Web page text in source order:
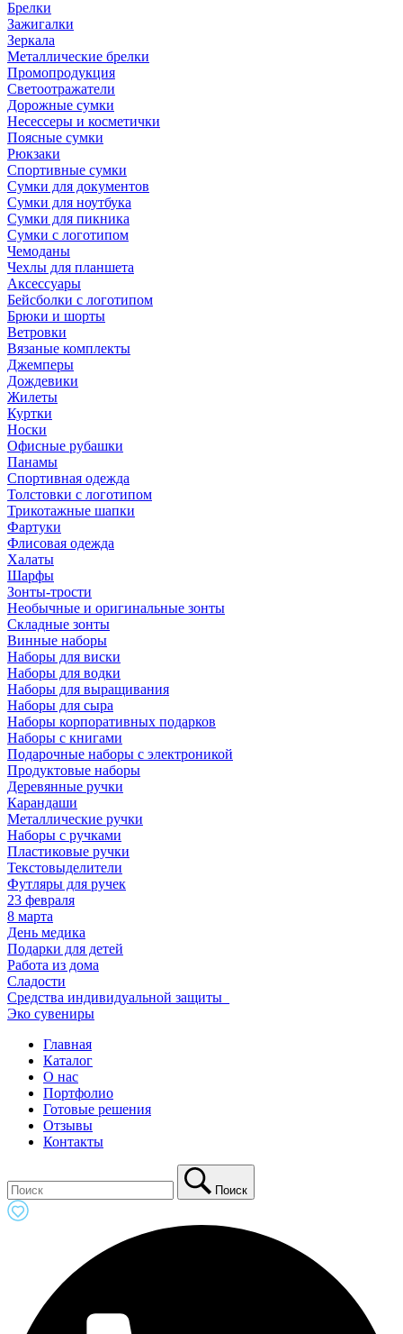
Брелки
Зажигалки
Зеркала
Металлические брелки
Промопродукция
Светоотражатели
Дорожные сумки
Несессеры и косметички
Поясные сумки
Рюкзаки
Спортивные сумки
Сумки для документов
Сумки для ноутбука
Сумки для пикника
Сумки с логотипом
Чемоданы
Чехлы для планшета
Аксессуары
Бейсболки с логотипом
Брюки и шорты
Ветровки
Вязаные комплекты
Джемперы
Дождевики
Жилеты
Куртки
Носки
Офисные рубашки
Панамы
Спортивная одежда
Толстовки с логотипом
Трикотажные шапки
Фартуки
Флисовая одежда
Халаты
Шарфы
Зонты-трости
Необычные и оригинальные зонты
Складные зонты
Винные наборы
Наборы для виски
Наборы для водки
Наборы для выращивания
Наборы для сыра
Наборы корпоративных подарков
Наборы с книгами
Подарочные наборы с электроникой
Продуктовые наборы
Деревянные ручки
Карандаши
Металлические ручки
Наборы с ручками
Пластиковые ручки
Текстовыделители
Футляры для ручек
23 февраля
8 марта
День медика
Подарки для детей
Работа из дома
Сладости
Средства индивидуальной защиты_
Эко сувениры
Главная
Каталог
О нас
Портфолио
Готовые решения
Отзывы
Контакты
Поиск